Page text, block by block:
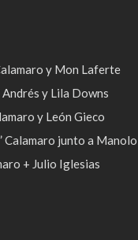
y Mon Laferte
Andrés y Lila Downs
y León Gieco
Calamaro junto a
+ Julio Iglesias